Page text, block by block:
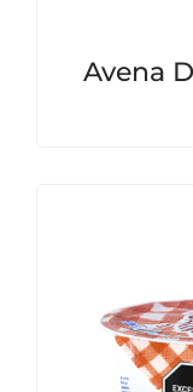
Avena